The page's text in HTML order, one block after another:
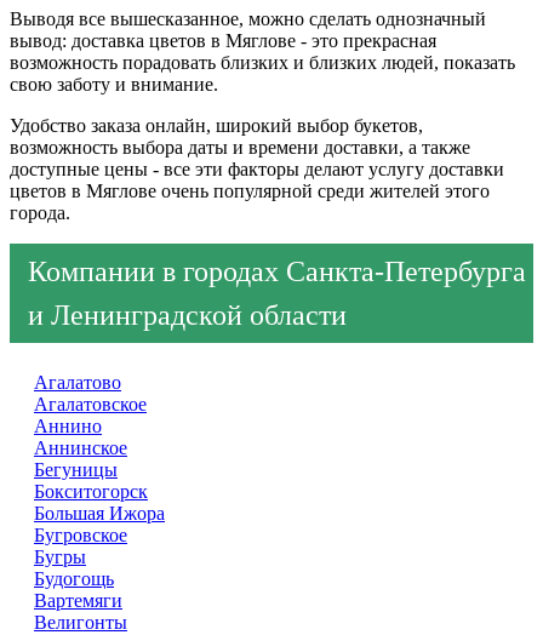
Выводя все вышесказанное, можно сделать однозначный
вывод: доставка цветов в Мяглове - это прекрасная
возможность порадовать близких и близких людей, показать
свою заботу и внимание.
Удобство заказа онлайн, широкий выбор букетов,
возможность выбора даты и времени доставки, а также
доступные цены - все эти факторы делают услугу доставки
цветов в Мяглове очень популярной среди жителей этого
города.
Компании в городах Санкта-Петербурга
и Ленинградской области
Агалатово
Агалатовское
Аннино
Аннинское
Бегуницы
Бокситогорск
Большая Ижора
Бугровское
Бугры
Будогощь
Вартемяги
Велигонты